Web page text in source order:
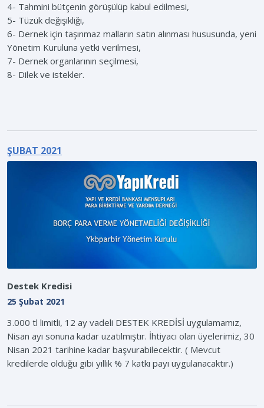
4- Tahmini bütçenin görüşülüp kabul edilmesi,
5- Tüzük değişikliği,
6- Dernek için taşınmaz malların satın alınması hususunda, yeni
Yönetim Kuruluna yetki verilmesi,
7- Dernek organlarının seçilmesi,
8- Dilek ve istekler.
ŞUBAT 2021
Destek Kredisi
25 Şubat 2021
3.000 tl limitli, 12 ay vadeli DESTEK KREDİSİ uygulamamız,
Nisan ayı sonuna kadar uzatılmıştır. İhtiyacı olan üyelerimiz, 30
Nisan 2021 tarihine kadar başvurabilecektir. ( Mevcut
kredilerde olduğu gibi yıllık % 7 katkı payı uygulanacaktır.)